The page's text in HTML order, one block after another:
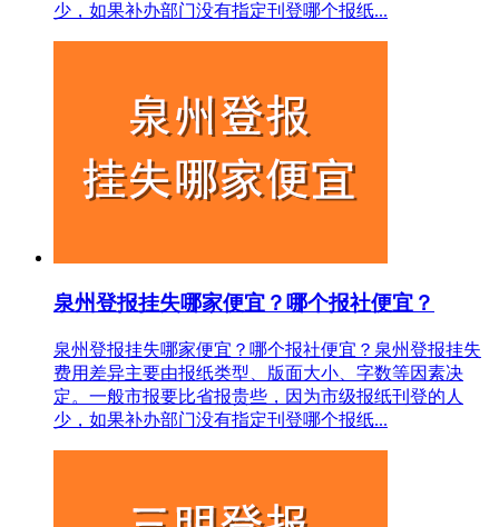
少，如果补办部门没有指定刊登哪个报纸...
泉州登报挂失哪家便宜？哪个报社便宜？
泉州登报挂失哪家便宜？哪个报社便宜？泉州登报挂失
费用差异主要由报纸类型、版面大小、字数等因素决
定。一般市报要比省报贵些，因为市级报纸刊登的人
少，如果补办部门没有指定刊登哪个报纸...